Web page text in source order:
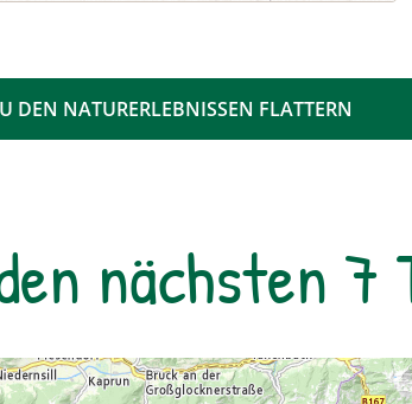
DEN NATURERLEBNISSEN FLATTERN
nächsten 7